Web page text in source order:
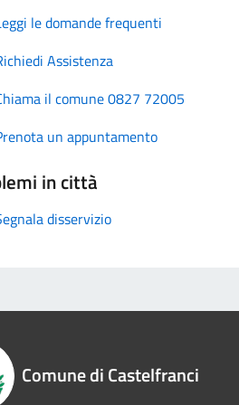
le domande frequenti
Assistenza
il comune 0827 72005
un appuntamento
in città
disservizio
Comune di Castelfranci